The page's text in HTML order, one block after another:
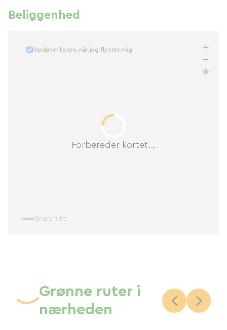
Beliggenhed
Forbereder kortet...
Opdater listen, når jeg flytter mig
Grøn rute
Grønne ruter i
nærheden